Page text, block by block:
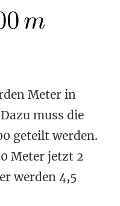
Meter in
muss die
geteilt werden.
Meter jetzt 2
werden 4,5